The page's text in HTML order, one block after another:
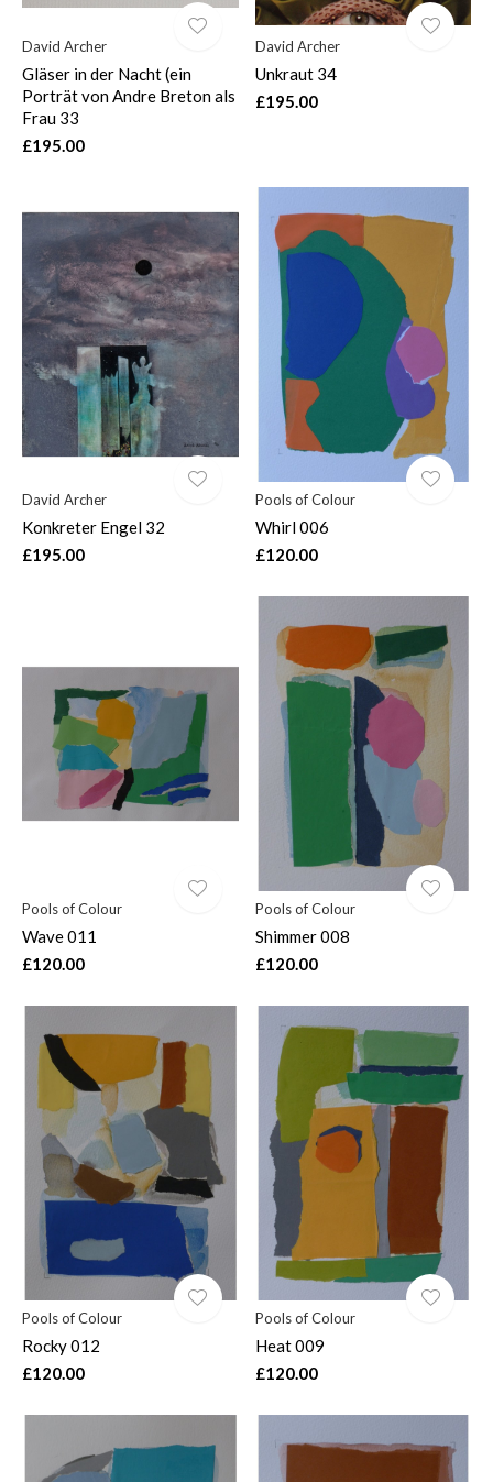
David Archer
Gläser in der Nacht (ein
Porträt von Andre Breton als
Frau 33
£195.00
David Archer
Unkraut 34
£195.00
David Archer
Konkreter Engel 32
£195.00
Pools of Colour
Whirl 006
£120.00
Pools of Colour
Wave 011
£120.00
Pools of Colour
Shimmer 008
£120.00
Pools of Colour
Rocky 012
£120.00
Pools of Colour
Heat 009
£120.00